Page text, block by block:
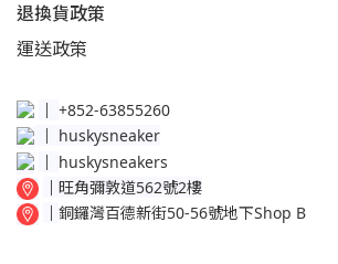
退換貨政策​
運送政策​
│ +852-63855260
huskysneaker
│ huskysneakers
│ 旺角彌敦道562號2樓
│ 銅鑼灣百德新街50-56號地下Shop B